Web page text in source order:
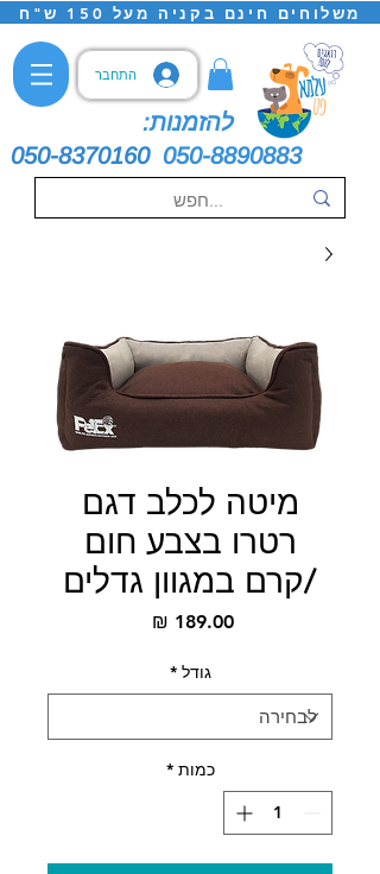
משלוחים חינם בקניה מעל 150 ש"ח
התחבר
להזמנות:
050-8370160 050-8890883
מיטה לכלב דגם
רטרו בצבע חום
/קרם במגוון גדלים
גודל *
כמות *